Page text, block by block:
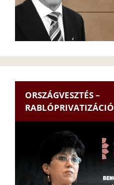
ORSZÁGVESZTÉS –
RABLÓPRIVATIZÁCIÓ